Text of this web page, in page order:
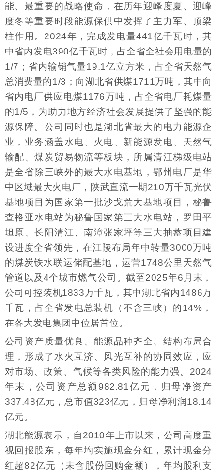
能、最重要的战略使命，在历年迎峰度夏、迎峰
度冬等重要时段能源保供中发挥了主力军、顶梁
柱作用。2024年，完成发电量441亿千瓦时，其
中省内发电390亿千瓦时，占全省全社会用电量的
1/7；省内输销气量19.1亿立方米，占全省天然气
总消费量的1/3；向湖北省供煤1711万吨，其中向
省内电厂供应电煤1176万吨，占全省电厂耗煤量
的1/5，为助力地方经济社会发展提供了坚强的能
源保障。公司同时也是湖北省最大的电力能源企
业，业务涵盖水电、火电、新能源发电、天然气
输配、煤炭贸易物流等板块，所属清江梯级电站
是全省除三峡外的最大水电基地，鄂州电厂是华
中区域最大火电厂，陕武直流一期210万千瓦光伏
基地项目为国家第一批沙戈荒大基地项目，秘鲁
查格亚水电站为秘鲁国家第三大水电站，罗田平
坦原、长阳清江、南漳张家坪等三大抽蓄项目建
设进度全省领先，在江陵布局年中转量3000万吨
的煤炭铁水联运储配基地，运营1748公里天然气
管道以及4个城市燃气公司。截至2025年6月末，
公司可控装机1833万千瓦，其中湖北省内1486万
千瓦，占全省发电总装机（不含三峡）的14%，
在各大发电集团中位居首位。
公司资产质量优良、能源品种齐全、结构布局合
理，形成了水火互济、风光互补的协同效应，应
对市场、政策、气候等各类风险的能力强。2024
年末，公司资产总额982.81亿元，归母净资产
337.48亿元，总市值323亿元，归母净利润18.14
亿元。
湖北能源表示，自2010年上市以来，公司高度重
视回报股东，每年均实施现金分红，累计现金分
红超82亿元（未含股份回购金额），年均股利支